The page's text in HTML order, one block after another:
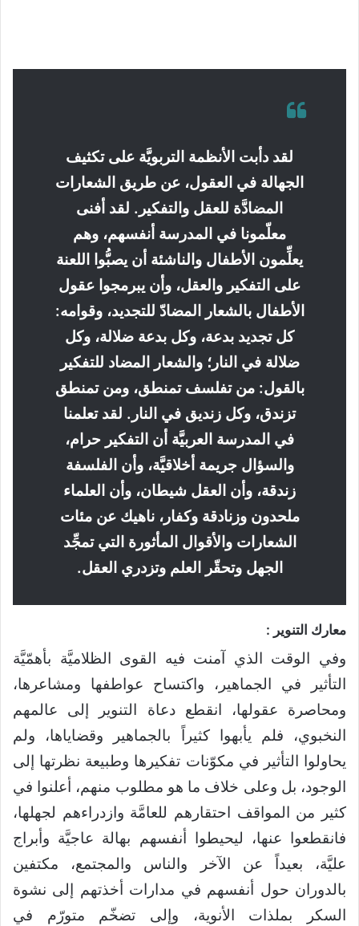
لقد دأبت الأنظمة التربويَّة على تكثيف
الجهالة في العقول، عن طريق الشعارات
المضادَّة للعقل والتفكير. لقد أفنى
معلّمونا في المدرسة أنفسهم، وهم
يعلِّمون الأطفال والناشئة أن يصبُّوا اللعنة
على التفكير والعقل، وأن يبرمجوا عقول
الأطفال بالشعار المضادّ للتجديد، وقوامه:
كل تجديد بدعة، وكل بدعة ضلالة، وكل
ضلالة في النار؛ والشعار المضاد للتفكير
بالقول: من تفلسف تمنطق، ومن تمنطق
تزندق، وكل زنديق في النار. لقد تعلمنا
في المدرسة العربيَّة أن التفكير حرام،
والسؤال جريمة أخلاقيَّة، وأن الفلسفة
زندقة، وأن العقل شيطان، وأن العلماء
ملحدون وزنادقة وكفار، ناهيك عن مئات
الشعارات والأقوال المأثورة التي تمجِّد
الجهل وتحقّر العلم وتزدري العقل.
معارك التنوير :
وفي الوقت الذي آمنت فيه القوى الظلاميَّة بأهمّيَّة
التأثير في الجماهير، واكتساح عواطفها ومشاعرها،
ومحاصرة عقولها، انقطع دعاة التنوير إلى عالمهم
النخبوي، فلم يأبهوا كثيراً بالجماهير وقضاياها، ولم
يحاولوا التأثير في مكوّنات تفكيرها وطبيعة نظرتها إلى
الوجود، بل وعلى خلاف ما هو مطلوب منهم، أعلنوا في
كثير من المواقف احتقارهم للعامَّة وازدراءهم لجهلها،
فانقطعوا عنها، ليحيطوا أنفسهم بهالة عاجيَّة وأبراج
عليَّة، بعيداً عن الآخر والناس والمجتمع، مكتفين
بالدوران حول أنفسهم في مدارات أخذتهم إلى نشوة
السكر بملذات الأنوية، وإلى تضخّم متورّم في